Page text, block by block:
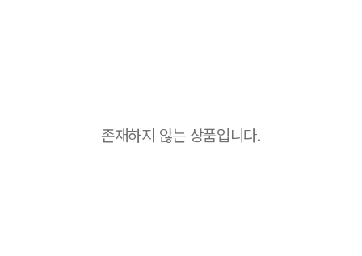
존재하지 않는 상품입니다.